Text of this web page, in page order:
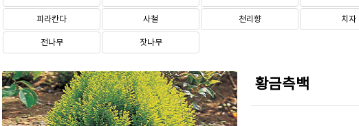
피라칸다 사철 천리향 치자
전나무 잣나무
황금측백